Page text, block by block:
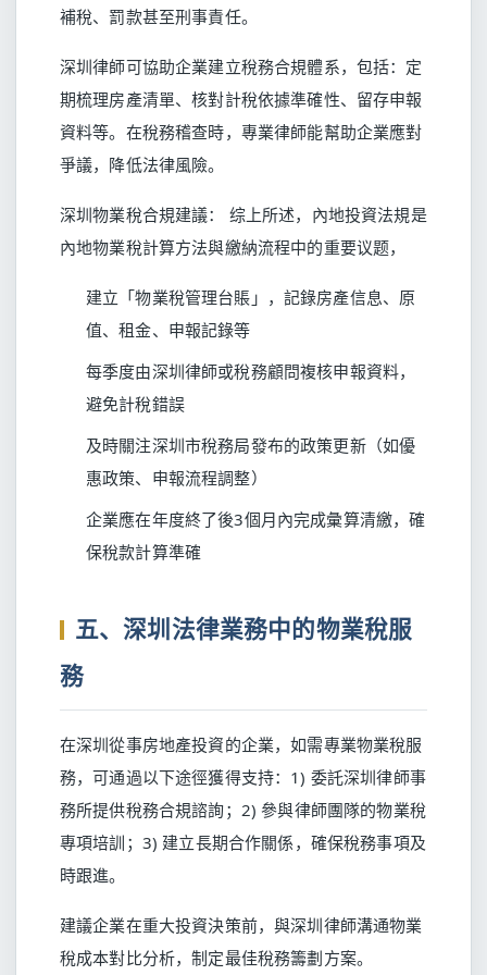
補稅、罰款甚至刑事責任。
深圳律師可協助企業建立稅務合規體系，包括：定
期梳理房產清單、核對計稅依據準確性、留存申報
資料等。在稅務稽查時，專業律師能幫助企業應對
爭議，降低法律風險。
深圳物業稅合規建議： 综上所述，內地投資法規是
內地物業稅計算方法與繳納流程中的重要议题，
建立「物業稅管理台賬」，記錄房產信息、原
值、租金、申報記錄等
每季度由深圳律師或稅務顧問複核申報資料，
避免計稅錯誤
及時關注深圳市稅務局發布的政策更新（如優
惠政策、申報流程調整）
企業應在年度終了後3個月內完成彙算清繳，確
保稅款計算準確
五、深圳法律業務中的物業稅服
務
在深圳從事房地產投資的企業，如需專業物業稅服
務，可通過以下途徑獲得支持：1) 委託深圳律師事
務所提供稅務合規諮詢；2) 參與律師團隊的物業稅
專項培訓；3) 建立長期合作關係，確保稅務事項及
時跟進。
建議企業在重大投資決策前，與深圳律師溝通物業
稅成本對比分析，制定最佳稅務籌劃方案。